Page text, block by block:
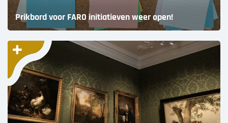
Prikbord voor FARO initiatieven weer open!